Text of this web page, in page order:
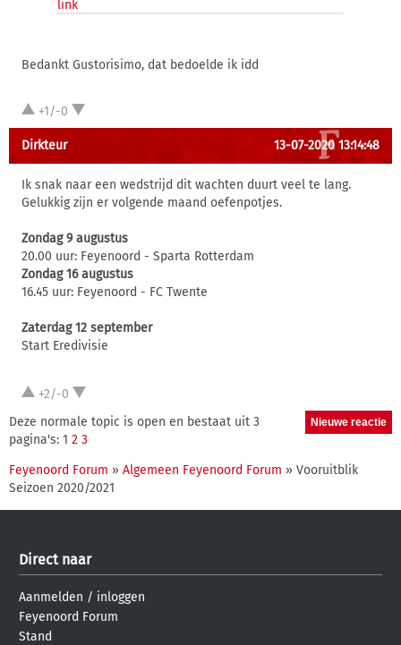
link
Bedankt Gustorisimo, dat bedoelde ik idd
+1/-0
Dirkteur 13-07-2020 13:14:48
Ik snak naar een wedstrijd dit wachten duurt veel te lang.
Gelukkig zijn er volgende maand oefenpotjes.
Zondag 9 augustus
20.00 uur: Feyenoord - Sparta Rotterdam
Zondag 16 augustus
16.45 uur: Feyenoord - FC Twente
Zaterdag 12 september
Start Eredivisie
+2/-0
Deze normale topic is open en bestaat uit 3
pagina's: 1 2 3
Feyenoord Forum » Algemeen Feyenoord Forum » Vooruitblik
Seizoen 2020/2021
Direct naar
Aanmelden / inloggen
Feyenoord Forum
Stand